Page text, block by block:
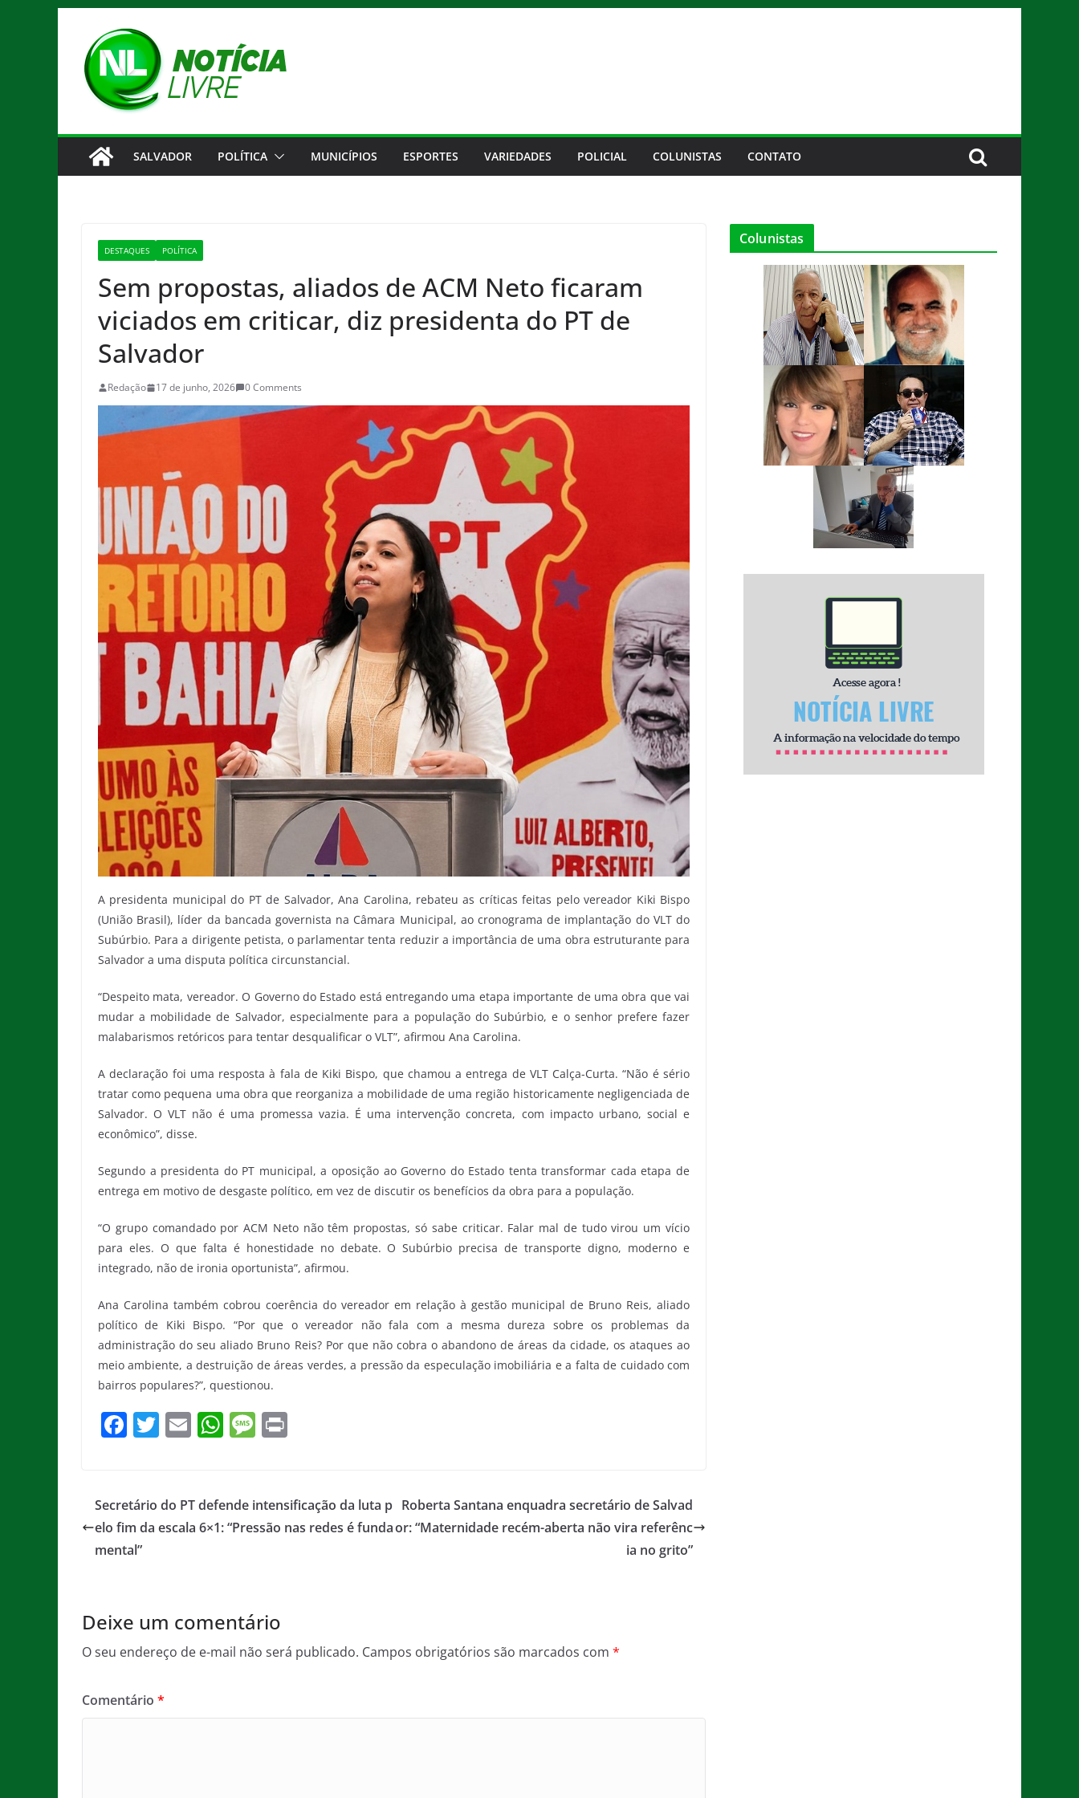
conteúdo
SALVADOR POLÍTICA MUNICÍPIOS ESPORTES VARIEDADES POLICIAL COLUNISTAS CONTATO
DESTAQUES POLÍTICA
Sem propostas, aliados de ACM Neto ficaram
viciados em criticar, diz presidenta do PT de
Salvador
Redação 17 de junho, 2026 0 Comments
A presidenta municipal do PT de Salvador, Ana Carolina, rebateu as críticas feitas pelo vereador Kiki Bispo
(União Brasil), líder da bancada governista na Câmara Municipal, ao cronograma de implantação do VLT do
Subúrbio. Para a dirigente petista, o parlamentar tenta reduzir a importância de uma obra estruturante para
Salvador a uma disputa política circunstancial.
“Despeito mata, vereador. O Governo do Estado está entregando uma etapa importante de uma obra que vai
mudar a mobilidade de Salvador, especialmente para a população do Subúrbio, e o senhor prefere fazer
malabarismos retóricos para tentar desqualificar o VLT”, afirmou Ana Carolina.
A declaração foi uma resposta à fala de Kiki Bispo, que chamou a entrega de VLT Calça-Curta. “Não é sério
tratar como pequena uma obra que reorganiza a mobilidade de uma região historicamente negligenciada de
Salvador. O VLT não é uma promessa vazia. É uma intervenção concreta, com impacto urbano, social e
econômico”, disse.
Segundo a presidenta do PT municipal, a oposição ao Governo do Estado tenta transformar cada etapa de
entrega em motivo de desgaste político, em vez de discutir os benefícios da obra para a população.
“O grupo comandado por ACM Neto não têm propostas, só sabe criticar. Falar mal de tudo virou um vício
para eles. O que falta é honestidade no debate. O Subúrbio precisa de transporte digno, moderno e
integrado, não de ironia oportunista”, afirmou.
Ana Carolina também cobrou coerência do vereador em relação à gestão municipal de Bruno Reis, aliado
político de Kiki Bispo. “Por que o vereador não fala com a mesma dureza sobre os problemas da
administração do seu aliado Bruno Reis? Por que não cobra o abandono de áreas da cidade, os ataques ao
meio ambiente, a destruição de áreas verdes, a pressão da especulação imobiliária e a falta de cuidado com
bairros populares?”, questionou.
F
e
b
o
T
er
E
l
W
s
A
M
a
g
Secretário do PT defende intensificação da luta p
elo fim da escala 6×1: “Pressão nas redes é funda
mental”
Roberta Santana enquadra secretário de Salvad
or: “Maternidade recém-aberta não vira referênc
ia no grito”
Deixe um comentário
O seu endereço de e-mail não será publicado. Campos obrigatórios são marcados com *
Comentário *
Colunistas